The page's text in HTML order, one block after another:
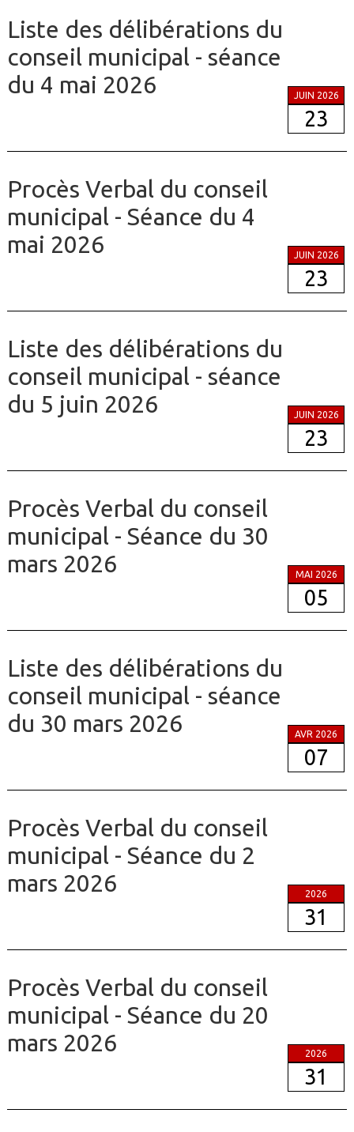
Liste des délibérations du
conseil municipal - séance
du 4 mai 2026
JUIN 2026
23
Procès Verbal du conseil
municipal - Séance du 4
mai 2026
JUIN 2026
23
Liste des délibérations du
conseil municipal - séance
du 5 juin 2026
JUIN 2026
23
Procès Verbal du conseil
municipal - Séance du 30
mars 2026
MAI 2026
05
Liste des délibérations du
conseil municipal - séance
du 30 mars 2026
AVR 2026
07
Procès Verbal du conseil
municipal - Séance du 2
mars 2026
2026
31
Procès Verbal du conseil
municipal - Séance du 20
mars 2026
2026
31